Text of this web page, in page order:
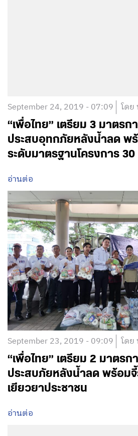
September 24, 2019 - 07:09 โดย
“เพื่อไทย”​ เตรียม 3 มาตรก
ประสบอุทกภัยหลังน้ำลด พ
ระดับมาตรฐานโครงการ
อ่านต่อ
September 23, 2019 - 09:09 โดย
“เพื่อไทย”​ เตรียม 2 มาตรก
ประสบภัยหลังน้ำลด พร้อมจี้
เยียวยาประชาชน
อ่านต่อ